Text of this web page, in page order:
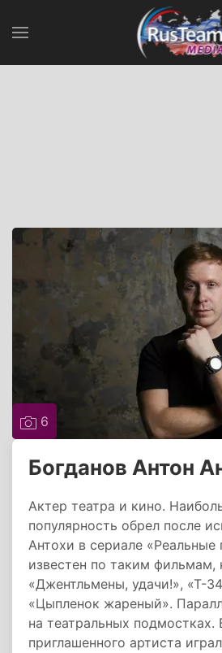
6
Богданов Антон
Актер театра и кино.
популярность обрел после
Антохи в сериале «Реальные
известен по таким фильмам,
«Джентльмены, удачи!», «Т-
«Цыпленок жареный».
на театральных подмостках.
приглашенного артиста